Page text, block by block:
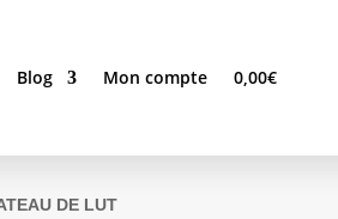
Blog Mon compte 0,00€
DE LUT